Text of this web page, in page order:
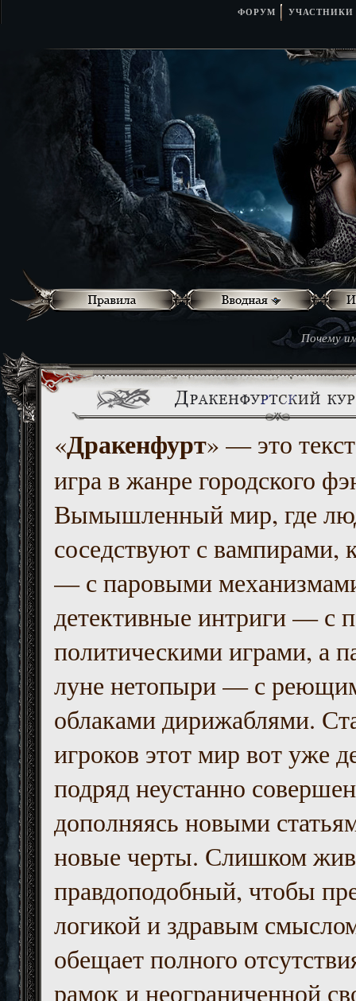
ФОРУМ УЧАСТНИКИ
Почему
«Дракенфурт» — это
игра в жанре городского
Вымышленный мир, где
соседствуют с вампирами,
— с паровыми
детективные интриги — с
политическими играми, а
луне нетопыри — с
облаками дирижаблями.
игроков этот мир вот уже
подряд неустанно
дополняясь новыми
новые черты. Слишком
правдоподобный, чтобы
логикой и здравым
обещает полного
рамок и неограниченной